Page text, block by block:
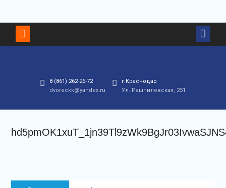
Перейти
контенту
8 (861) 262-26-72
dvoreckk@yandex.ru
г.Краснодар
Ул. Рашпилевская, 251
Навигация
Предыдущая